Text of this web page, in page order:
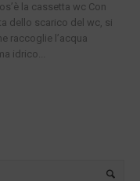
la cassetta wc Con
dello scarico del wc, si
raccoglie l’acqua
idrico...